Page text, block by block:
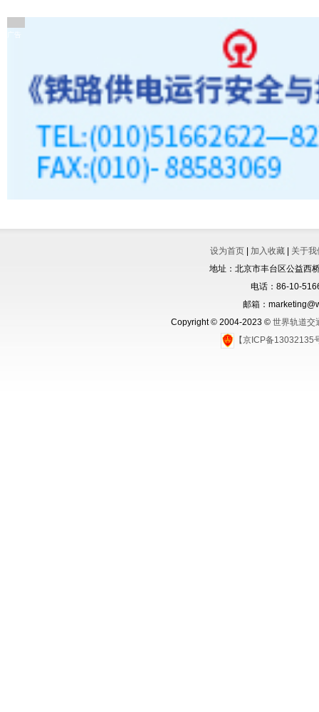
设为首页 加入收藏
关于我
地址：北京市丰台区公益西
电话：86-10-
邮箱：
Copyright © 2004-2023 © 世界轨道交
【京ICP备13032135